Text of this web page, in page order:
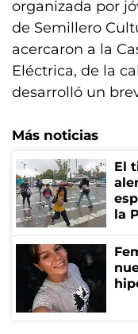
organizada por
de Semillero
acercaron a la
Eléctrica, de la
desarrolló un
Más noticias
El
la